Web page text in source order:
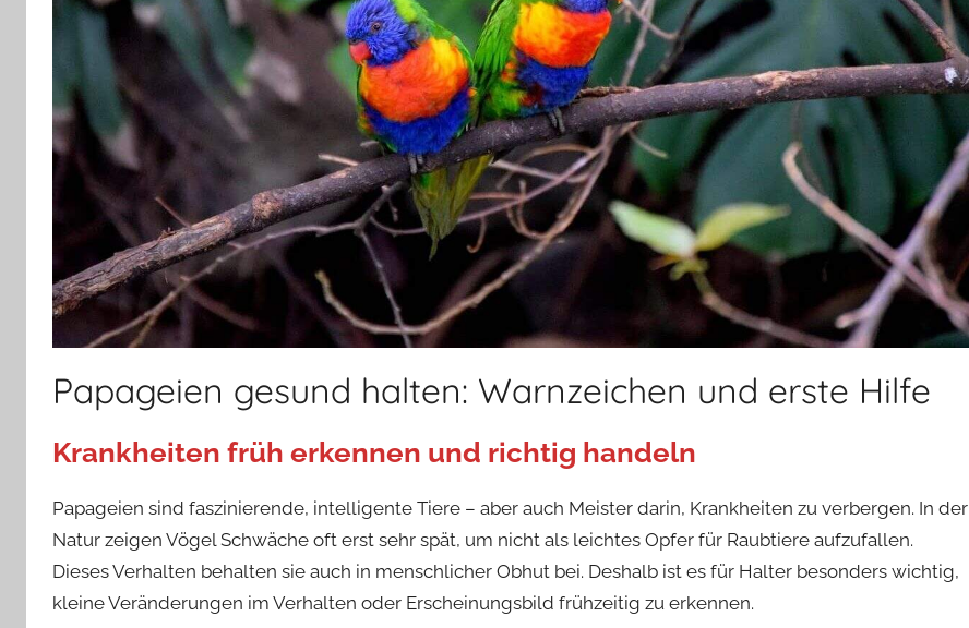
Papageien gesund halten: Warnzeichen und erste Hilfe
Krankheiten früh erkennen und richtig handeln
Papageien sind faszinierende, intelligente Tiere – aber auch Meister darin, Krankheiten zu verbergen. In der
Natur zeigen Vögel Schwäche oft erst sehr spät, um nicht als leichtes Opfer für Raubtiere aufzufallen.
Dieses Verhalten behalten sie auch in menschlicher Obhut bei. Deshalb ist es für Halter besonders wichtig,
kleine Veränderungen im Verhalten oder Erscheinungsbild frühzeitig zu erkennen.